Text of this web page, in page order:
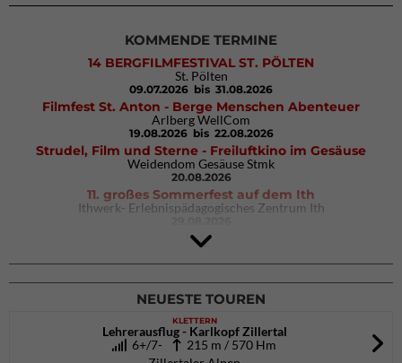
KOMMENDE TERMINE
14 BERGFILMFESTIVAL ST. PÖLTEN
St. Pölten
09.07.2026 bis 31.08.2026
Filmfest St. Anton - Berge Menschen Abenteuer
Arlberg WellCom
19.08.2026 bis 22.08.2026
Strudel, Film und Sterne - Freiluftkino im Gesäuse
Weidendom Gesäuse Stmk
20.08.2026
11. großes Sommerfest auf dem Ith
Ithwerk- Erlebnispädagogisches Zentrum Ith
4Blocs KIDS 2026
DAV Kletter- & Boulderzentrum München Süd (Thalkirchen)
26.09.2026
NEUESTE TOUREN
KLETTERN
Lehrerausflug - Karlkopf Zillertal
6+/7-
215 m / 570 Hm